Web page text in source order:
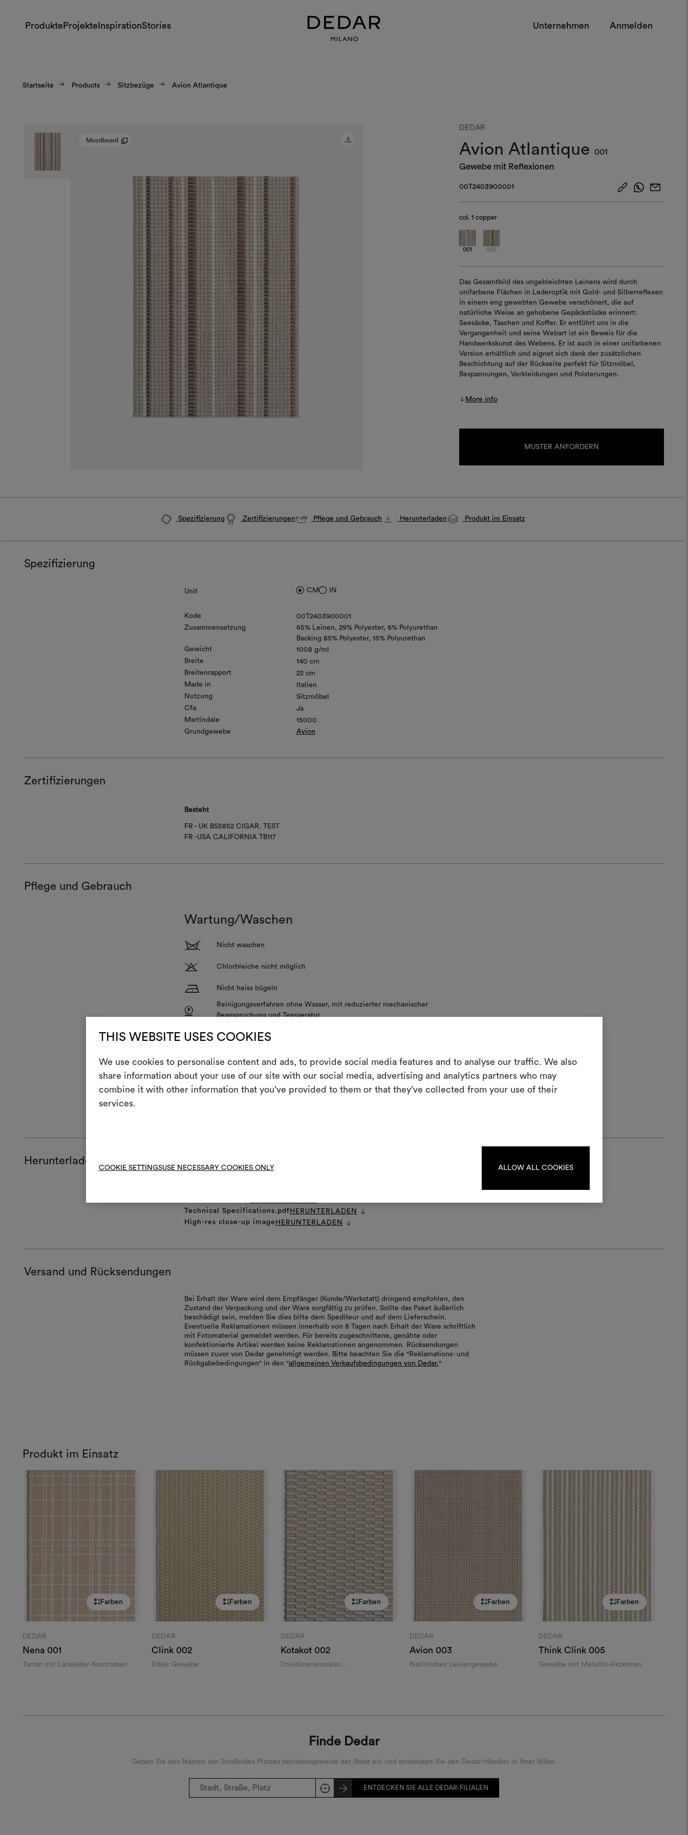
THIS WEBSITE USES COOKIES
We use cookies to personalise content and ads, to provide social media features and to analyse our traffic. We also
share information about your use of our site with our social media, advertising and analytics partners who may
combine it with other information that you’ve provided to them or that they’ve collected from your use of their
services.
COOKIE SETTINGSUSE NECESSARY COOKIES ONLY ALLOW ALL COOKIES
Produkte Projekte InspirationStories Unternehmen Anmelden
Startseite Products Sitzbezüge Avion Atlantique
Moodboard
DEDAR
Avion Atlantique
001
Gewebe mit Reflexionen
00T2403900001
col. 1 copper
001 002
Das Gesamtbild des ungebleichten Leinens wird durch
unifarbene Flächen in Lederoptik mit Gold- und Silberreflexen
in einem eng gewebten Gewebe verschönert, die auf
natürliche Weise an gehobene Gepäckstücke erinnert:
Seesäcke, Taschen und Koffer. Er entführt uns in die
Vergangenheit und seine Webart ist ein Beweis für die
Handwerkskunst des Webens. Er ist auch in einer unifarbenen
Version erhältlich und eignet sich dank der zusätzlichen
Beschichtung auf der Rückseite perfekt für Sitzmöbel,
Bespannungen, Verkleidungen und Polsterungen.
More info
MUSTER ANFORDERN
Spezifizierung Zertifizierungen Pflege und Gebrauch Herunterladen Produkt im Einsatz
Spezifizierung
Unit CM IN
Kode
00T2403900001
Zusammensetzung
65% Leinen 29% Polyester 6% Polyurethan
Backing 85% Polyester, 15% Polyurethan
Gewicht
1008 g/ml
Breite
140 cm
Breitenrapport
22 cm
Made in
Italien
Nutzung
Sitzmöbel
Cfa
Ja
Martindale
15000
Grundgewebe
Avion
Zertifizierungen
Besteht
FR - UK BS5852 CIGAR. TEST
FR -USA CALIFORNIA TB117
Pflege und Gebrauch
Wartung/Waschen
1 Nicht waschen
T Chlorbleiche nicht möglich
H Nicht heiss bügeln
P
Reinigungsverfahren ohne Wasser, mit reduzierter mechanischer
Beanspruchung und Temperatur
R Nicht im Tumbler trocknen
Overlock before making up.
Herunterladen
Technical Specifications.pdf HERUNTERLADEN
High-res close-up image HERUNTERLADEN
Versand und Rücksendungen
Bei Erhalt der Ware wird dem Empfänger (Kunde/Werkstatt) dringend empfohlen, den
Zustand der Verpackung und der Ware sorgfältig zu prüfen. Sollte das Paket äußerlich
beschädigt sein, melden Sie dies bitte dem Spediteur und auf dem Lieferschein.
Eventuelle Reklamationen müssen innerhalb von 8 Tagen nach Erhalt der Ware schriftlich
mit Fotomaterial gemeldet werden. Für bereits zugeschnittene, genähte oder
konfektionierte Artikel werden keine Reklamationen angenommen. Rücksendungen
müssen zuvor von Dedar genehmigt werden. Bitte beachten Sie die "Reklamations- und
Rückgabebedingungen" in den "allgemeinen Verkaufsbedingungen von Dedar."
Produkt im Einsatz
Farben
DEDAR
Nena 001
Tartan mit Lackleder-Kontrasten
Farben
DEDAR
Clink 002
Edles Gewebe
Farben
DEDAR
Kotakot 002
Dreidimensionales
Farben
DEDAR
Avion 003
Natürliches Leinengewebe
Farben
DEDAR
Think Clink 005
Gewebe mit Metallic-Akzenten
Finde Dedar
Geben Sie den Namen der Straße/des Platzes beziehungsweise der Stadt ein und entdecken Sie den Dedar-Händler in Ihrer Nähe.
ENTDECKEN SIE ALLE DEDAR-FILIALEN
erstellen
Ein interaktives Tool, mit dem Sie Ihre Ideen zum
Leben erwecken und mit anderen teilen können,
Um Moodboards zu erstellen oder
oder registrieren Sie sich.
REGISTRIEREN